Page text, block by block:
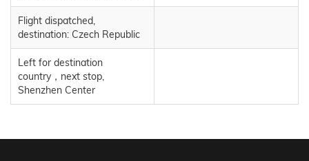
Flight dispatched,
destination: Czech Republic
Left for destination
country，next stop,
Shenzhen Center